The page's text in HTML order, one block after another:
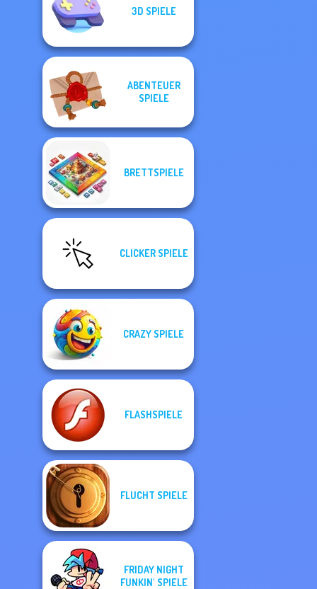
3D SPIELE
ABENTEUER
SPIELE
BRETTSPIELE
CLICKER SPIELE
CRAZY SPIELE
FLASHSPIELE
FLUCHT SPIELE
FRIDAY NIGHT
FUNKIN' SPIELE